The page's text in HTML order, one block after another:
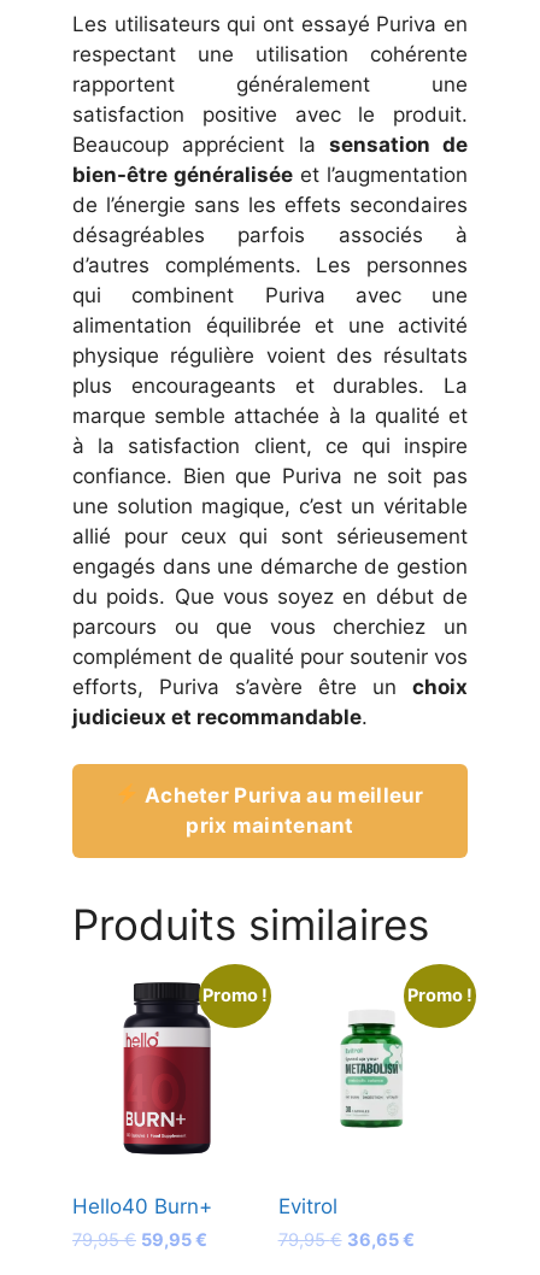
Les utilisateurs qui ont essayé Puriva en
respectant une utilisation cohérente
rapportent généralement une
satisfaction positive avec le produit.
Beaucoup apprécient la sensation de
bien-être généralisée et l’augmentation
de l’énergie sans les effets secondaires
désagréables parfois associés à
d’autres compléments. Les personnes
qui combinent Puriva avec une
alimentation équilibrée et une activité
physique régulière voient des résultats
plus encourageants et durables. La
marque semble attachée à la qualité et
à la satisfaction client, ce qui inspire
confiance. Bien que Puriva ne soit pas
une solution magique, c’est un véritable
allié pour ceux qui sont sérieusement
engagés dans une démarche de gestion
du poids. Que vous soyez en début de
parcours ou que vous cherchiez un
complément de qualité pour soutenir vos
efforts, Puriva s’avère être un choix
judicieux et recommandable.
Acheter Puriva au meilleur
prix maintenant
Produits similaires
Promo !
Hello40 Burn+
79,95€ Le
59,95€
Promo !
Evitrol
79,95€ Le
36,65€Le